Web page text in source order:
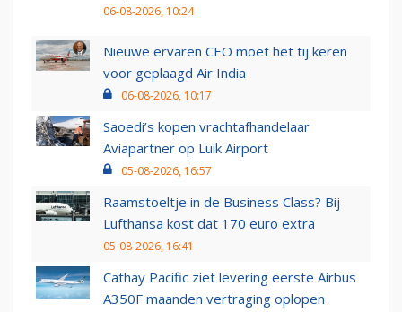
06-08-2026, 10:24
Nieuwe ervaren CEO moet het tij keren
voor geplaagd Air India
06-08-2026, 10:17
Saoedi’s kopen vrachtafhandelaar
Aviapartner op Luik Airport
05-08-2026, 16:57
Raamstoeltje in de Business Class? Bij
Lufthansa kost dat 170 euro extra
05-08-2026, 16:41
Cathay Pacific ziet levering eerste Airbus
A350F maanden vertraging oplopen